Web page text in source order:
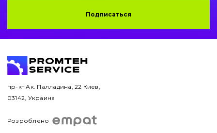
Подписаться
пр-кт Ак. Палладина, 22 Киев,
03142, Украина
Розроблено